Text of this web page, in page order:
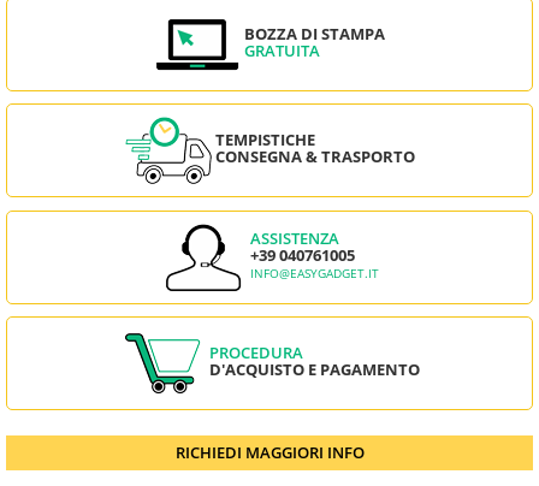
BOZZA DI STAMPA
GRATUITA
TEMPISTICHE
CONSEGNA & TRASPORTO
ASSISTENZA
+39 040761005
INFO@EASYGADGET.IT
PROCEDURA
D'ACQUISTO E PAGAMENTO
RICHIEDI MAGGIORI INFO